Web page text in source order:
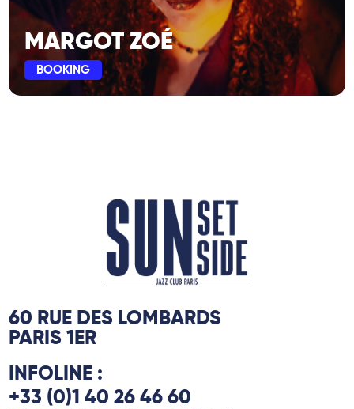
MARGOT ZOÉ
BOOKING
60 RUE DES LOMBARDS
PARIS 1ER
INFOLINE :
+33 (0)1 40 26 46 60